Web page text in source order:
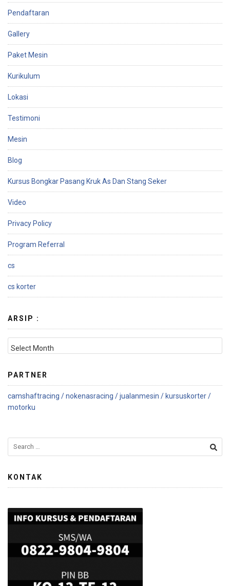
Pendaftaran
Gallery
Paket Mesin
Kurikulum
Lokasi
Testimoni
Mesin
Blog
Kursus Bongkar Pasang Kruk As Dan Stang Seker
Video
Privacy Policy
Program Referral
cs
cs korter
ARSIP :
PARTNER
camshaftracing /nokenasracing /jualanmesin / kursuskorter /
motorku
KONTAK